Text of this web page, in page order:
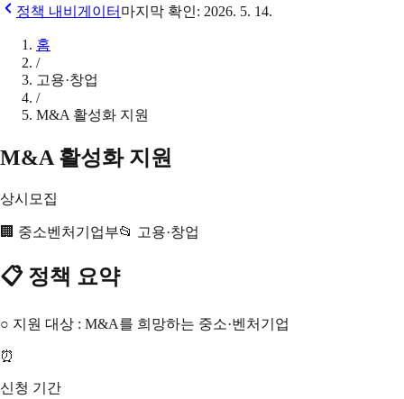
정책 내비게이터 마지막 확인: 2026. 5. 14.
홈
/
고용·창업
/
M&A 활성화 지원
M&A 활성화 지원
상시모집
🏢 중소벤처기업부📂 고용·창업
📋 정책 요약
○ 지원 대상 : M&A를 희망하는 중소·벤처기업
⏰
신청 기간